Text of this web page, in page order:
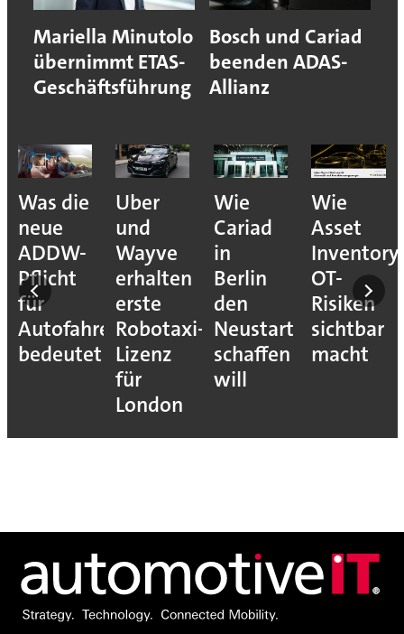
Mariella Minutolo
übernimmt ETAS-
Geschäftsführung
Bosch und Cariad
beenden ADAS-
Allianz
Was die
neue
ADDW-
Pflicht
für
Autofahrer
bedeutet
Uber
und
Wayve
erhalten
erste
Robotaxi-
Lizenz
für
London
Wie
Cariad
in
Berlin
den
Neustart
schaffen
will
Wie
Asset
Inventory
OT-
Risiken
sichtbar
macht